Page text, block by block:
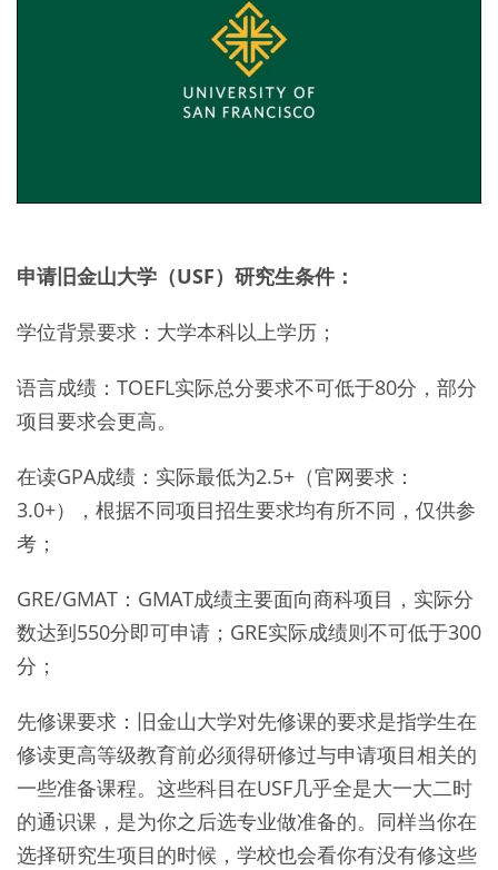
申请旧金山大学（USF）研究生条件：
学位背景要求：大学本科以上学历；
语言成绩：TOEFL实际总分要求不可低于80分，部分
项目要求会更高。
在读GPA成绩：实际最低为2.5+（官网要求：
3.0+），根据不同项目招生要求均有所不同，仅供参
考；
GRE/GMAT：GMAT成绩主要面向商科项目，实际分
数达到550分即可申请；GRE实际成绩则不可低于300
分；
先修课要求：旧金山大学对先修课的要求是指学生在
修读更高等级教育前必须得研修过与申请项目相关的
一些准备课程。这些科目在USF几乎全是大一大二时
的通识课，是为你之后选专业做准备的。同样当你在
选择研究生项目的时候，学校也会看你有没有修这些